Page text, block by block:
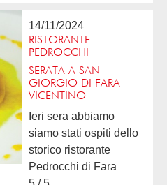
14/11/2024
RISTORANTE
PEDROCCHI
SERATA A SAN
GIORGIO DI FARA
VICENTINO
siamo stati ospiti dello
storico ristorante
Pedrocchi di Fara